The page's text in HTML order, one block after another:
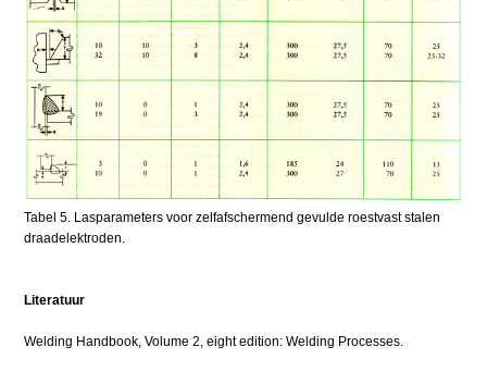
Tabel 5. Lasparameters voor zelfafschermend gevulde roestvast stalen
draadelektroden.
Literatuur
Welding Handbook, Volume 2, eight edition: Welding Processes.